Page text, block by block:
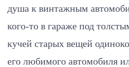
душа к винтажным
кого-то в гараже под
кучей старых вещей
его любимого автомобиля